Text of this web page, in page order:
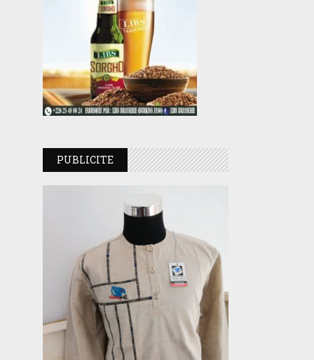
PUBLICITE